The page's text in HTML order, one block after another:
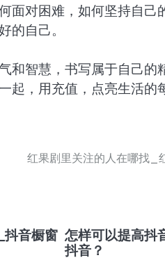
面对困难，如何坚持自己
自己。
和智慧，书写属于自己的
，用充值，点亮生活的
红果剧里关注的人在哪找_
抖音橱窗 怎样可以提高抖
抖音？